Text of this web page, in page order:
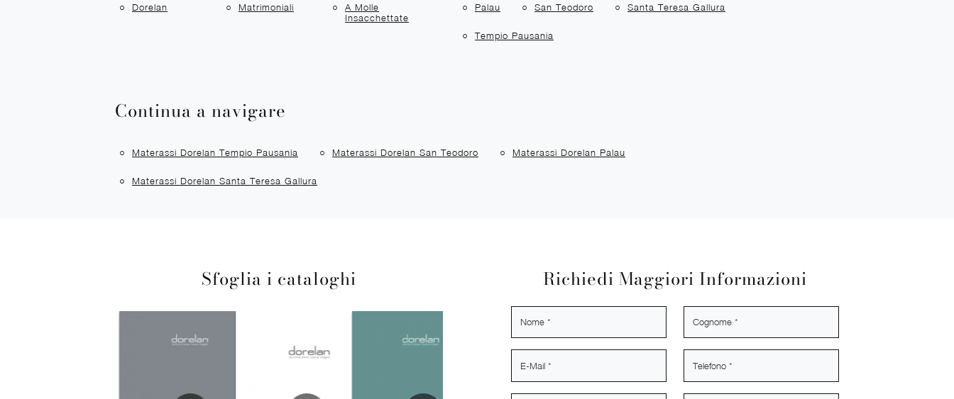
Dorelan Matrimoniali
A Molle
Insacchettate
Palau San Teodoro Santa Teresa Gallura
Tempio Pausania
Continua a navigare
Materassi Dorelan Tempio Pausania Materassi Dorelan San Teodoro Materassi Dorelan Palau
Materassi Dorelan Santa Teresa Gallura
Sfoglia i cataloghi Richiedi Maggiori Informazioni